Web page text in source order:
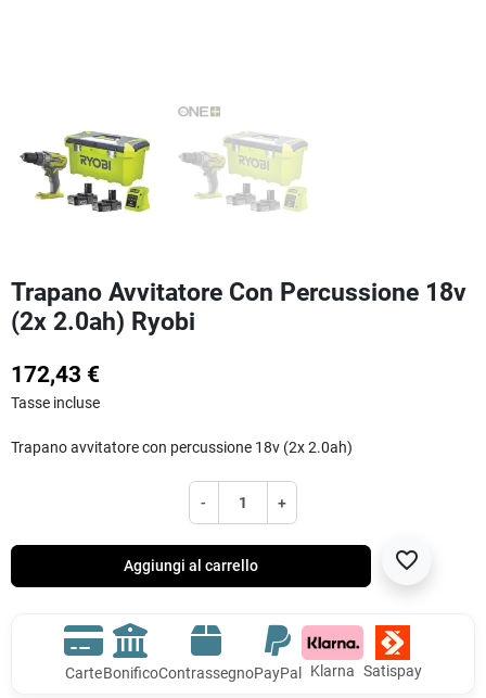
Trapano Avvitatore Con Percussione 18v
(2x 2.0ah) Ryobi
172,43 €
Tasse incluse
Trapano avvitatore con percussione 18v (2x 2.0ah)
- +
Aggiungi al carrello favorite_border
CarteBonificoContrassegnoPayPal Klarna Satispay